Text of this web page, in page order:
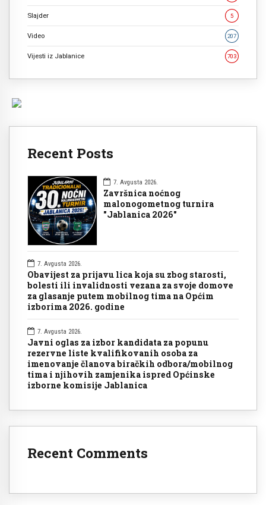
Slajder 5
Video 207
Vijesti iz Jablanice 703
Recent Posts
7. Avgusta 2026.
Završnica noćnog
malonogometnog turnira
"Jablanica 2026"
7. Avgusta 2026.
Obavijest za prijavu lica koja su zbog starosti,
bolesti ili invalidnosti vezana za svoje domove
za glasanje putem mobilnog tima na Općim
izborima 2026. godine
7. Avgusta 2026.
Javni oglas za izbor kandidata za popunu
rezervne liste kvalifikovanih osoba za
imenovanje članova biračkih odbora/mobilnog
tima i njihovih zamjenika ispred Općinske
izborne komisije Jablanica
Recent Comments